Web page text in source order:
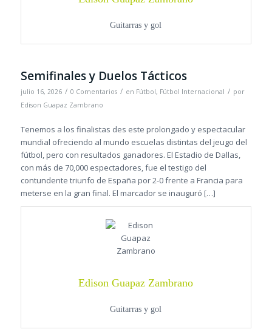
Guitarras y gol
Semifinales y Duelos Tácticos
julio 16, 2026 / 0 Comentarios / en Fútbol, Fútbol Internacional / por
Edison Guapaz Zambrano
Tenemos a los finalistas des este prolongado y espectacular
mundial ofreciendo al mundo escuelas distintas del jeugo del
fútbol, pero con resultados ganadores. El Estadio de Dallas,
con más de 70,000 espectadores, fue el testigo del
contundente triunfo de España por 2-0 frente a Francia para
meterse en la gran final. El marcador se inauguró […]
Edison Guapaz Zambrano
Guitarras y gol